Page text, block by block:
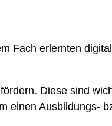
Fach erlernten
Diese sind
einen Ausbildungs-